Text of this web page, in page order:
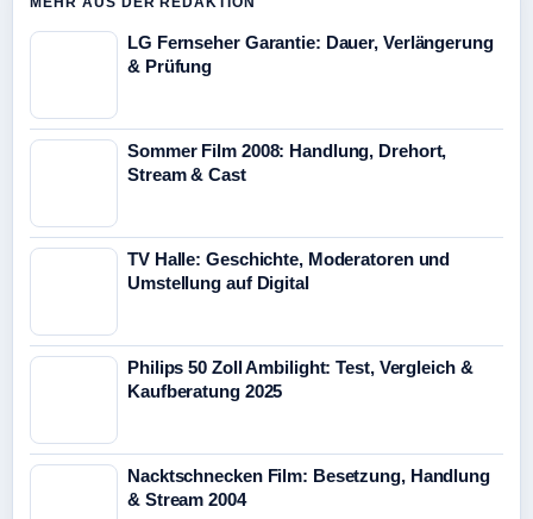
LG Fernseher Garantie: Dauer, Verlängerung
& Prüfung
Sommer Film 2008: Handlung, Drehort,
Stream & Cast
TV Halle: Geschichte, Moderatoren und
Umstellung auf Digital
Philips 50 Zoll Ambilight: Test, Vergleich &
Kaufberatung 2025
Nacktschnecken Film: Besetzung, Handlung
& Stream 2004